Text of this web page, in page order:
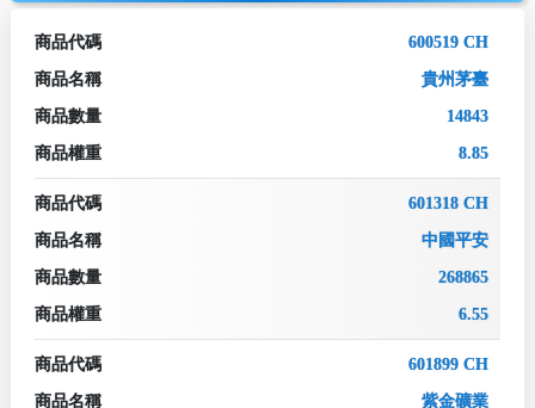
商品代碼 600519 CH
商品名稱 貴州茅臺
商品數量 14843
商品權重 8.85
商品代碼 601318 CH
商品名稱 中國平安
商品數量 268865
商品權重 6.55
商品代碼 601899 CH
商品名稱 紫金礦業